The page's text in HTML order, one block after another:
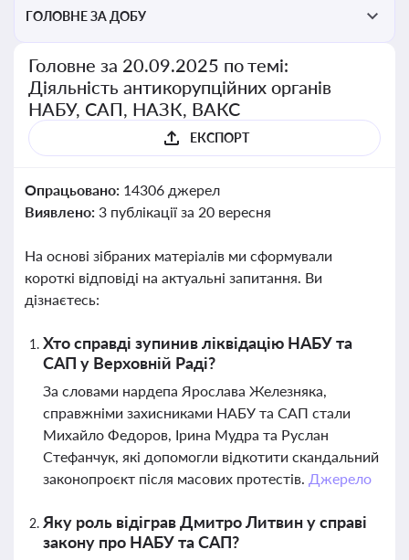
ГОЛОВНЕ ЗА ДОБУ
Головне за 20.09.2025 по темі:
Діяльність антикорупційних органів
НАБУ, САП, НАЗК, ВАКС
ЕКСПОРТ
Опрацьовано: 14306 джерел
Виявлено: 3 публікації за 20 вересня
На основі зібраних матеріалів ми сформували
короткі відповіді на актуальні запитання. Ви
дізнаєтесь:
Хто справді зупинив ліквідацію НАБУ та
САП у Верховній Раді?
За словами нардепа Ярослава Железняка,
справжніми захисниками НАБУ та САП стали
Михайло Федоров, Ірина Мудра та Руслан
Стефанчук, які допомогли відкотити скандальний
законопроєкт після масових протестів. Джерело
Яку роль відіграв Дмитро Литвин у справі
закону про НАБУ та САП?